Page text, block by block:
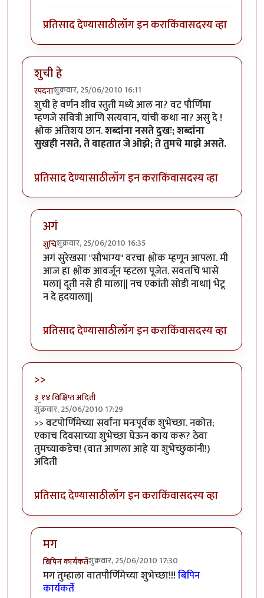
प्रतिसाद देण्यासाठीलॉग इन कराकिंवासदस्य व्हा
शुची हे
स्पंदनाशुक्रवार, 25/06/2010 16:11
शुची हे वर्णन शीव स्तुती मध्ये आल ना? वट पौर्णिमा
म्हणजे सवित्री आणि सत्यवान, यांची कथा ना? असु दे !
श्लोक अतिशय छान.शब्दांना नसते दुखः; शब्दांना
सुखही नसते, ते वाहतात जे ओझे; ते तुमचे माझे असते.
प्रतिसाद देण्यासाठीलॉग इन कराकिंवासदस्य व्हा
अगं
शुचिशुक्रवार, 25/06/2010 16:35
In reply toशुची हेbyस्पंदना
अगं सुरेखसा "सौभाग्य" वरचा श्लोक म्हणून आपला. मी
आज हा श्लोक आवर्जून म्हटला पूजेत. सवतचि भासे
मला| दूती नसे ही माला|| नच एकांती सोडी नाथा| भेटू
न दे हृदयाला||
प्रतिसाद देण्यासाठीलॉग इन कराकिंवासदस्य व्हा
>>
३_१४ विक्षिप्त अदिती
शुक्रवार, 25/06/2010 17:29
>> वटपोर्णिमेच्या सर्वांना मनःपूर्वक शुभेच्छा. नकोत;
एकाच दिवसाच्या शुभेच्छा घेऊन काय करू? ठेवा
तुमच्याकडेच! (वात आणला आहे या शुभेच्छुकांनी!)
अदिती
प्रतिसाद देण्यासाठीलॉग इन कराकिंवासदस्य व्हा
मग
बिपिन कार्यकर्तेशुक्रवार, 25/06/2010 17:30
In reply to>>by३_१४ विक्षिप्त अदिती
मग तुम्हाला वातपौर्णिमेच्या शुभेच्छा!!!बिपिन
कार्यकर्ते